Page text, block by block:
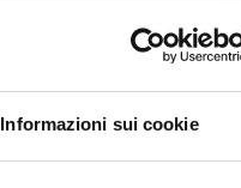
Informazioni sui cookie